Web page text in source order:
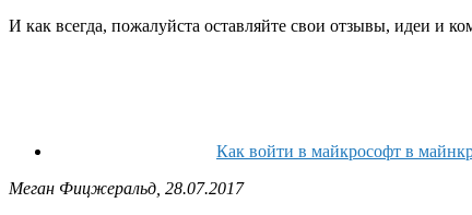
И как всегда, пожалуйста оставляйте свои отзывы, идеи и
Как войти в майкрософт в
Меган Фицжеральд, 28.07.2017